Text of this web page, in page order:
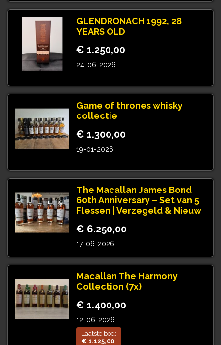
GLENDRONACH 1992, 28
YEARS OLD
€ 1.250,00
24-06-2026
Game of thrones whisky
collectie
€ 1.300,00
19-01-2026
The Macallan James Bond
60th Anniversary – Set van 5
Flessen | Verzegeld & Nieuw
€ 6.250,00
17-06-2026
Macallan The Harmony
Collection (7x)
€ 1.400,00
12-06-2026
Laatste bod:
€ 1.125,00